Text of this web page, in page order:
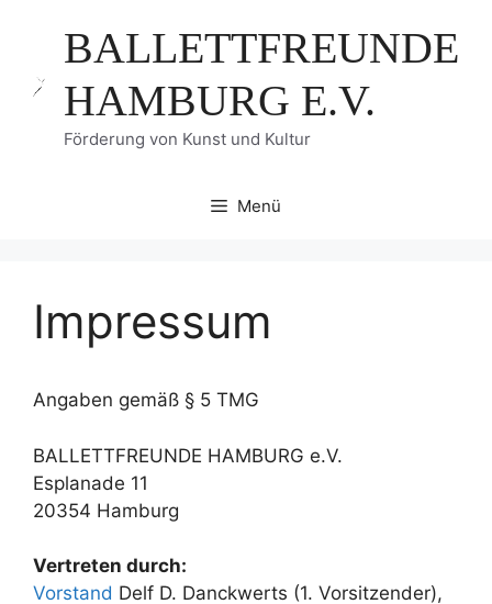
springenBALLETTFREUNDE
HAMBURG E.V.
Förderung von Kunst und Kultur
Menü
Impressum
Angaben gemäß § 5 TMG
BALLETTFREUNDE HAMBURG e.V.
Esplanade 11
20354 Hamburg
Vertreten durch:
Vorstand Delf D. Danckwerts (1. Vorsitzender),